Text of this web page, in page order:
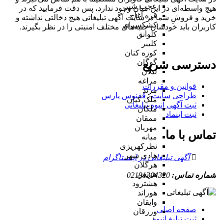
عجب شیر
قره آغاج
کشکسرای
کلوانق
کلیبر
کوزه کنان
گوگان
لیلان
مراغه
مرند
ملک کیان
ملکان
ممقان
مهربان
میانه
نظرکهریزی
هادی شهر
هرگلان
هریس
هشترود
هوراند
وایقان
ورزقان
هیچ واسطه‌ای در این میان وجود ندارد، پس دقت فرمایید که در
خرید و فروشِ شما در سایت آگهی تبلیغاتی هیچ دخالتی نداشته و
کاربران باید خودشان جنبه‌های مختلف امنیتی را در نظر بگیرند.
دسترسی سریع
قوانین و مقررات
طراحی سایت : ققنوس پارس
ثبت آگهی انبوه تبلیغاتی
ثبت اینماد
تماس با ما
آگهی تبلیغاتی در اینستاگرام
شماره تماس: 02191304320
صفحه اصلی